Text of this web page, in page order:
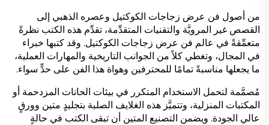
من أصول فن عرض زجاجات الكوكتيل وعصره الذهبي إلى
القصص غير المرويَّة والتقنيات المتقدِّمة، تقدِّم هذه الكتب نظرةً
متعمِّقةً في عالم فن عرض زجاجات الكوكتيل. وقد كتبها خبراء
في المجال، وتغطي كلاً من الجوانب التاريخية والمهارات العملية،
ما يجعلها مناسبةً تمامًا للمحترفين وهواة هذا الفن على حدٍّ سواء.
مُصمَّمة لتحمل الاستخدام المتكرر في بيئات الحانات المزدحمة أو
المكتبات المنزلية، وتتميَّز هذه الغلايف الصلبة بتجليدٍ متين وورقٍ
عالي الجودة. ويضمن التصنيع المتين أن تبقى الكتب في حالةٍ